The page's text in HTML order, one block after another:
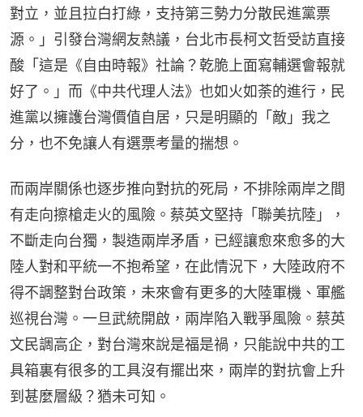
對立，並且拉白打綠，支持第三勢力分散民進黨票
源。」引發台灣網友熱議，台北市長柯文哲受訪直接
酸「這是《自由時報》社論？乾脆上面寫輔選會報就
好了。」而《中共代理人法》也如火如荼的進行，民
進黨以擁護台灣價值自居，只是明顯的「敵」我之
分，也不免讓人有選票考量的揣想。
而兩岸關係也逐步推向對抗的死局，不排除兩岸之間
有走向擦槍走火的風險。蔡英文堅持「聯美抗陸」，
不斷走向台獨，製造兩岸矛盾，已經讓愈來愈多的大
陸人對和平統一不抱希望，在此情況下，大陸政府不
得不調整對台政策，未來會有更多的大陸軍機、軍艦
巡視台灣。一旦武統開啟，兩岸陷入戰爭風險。蔡英
文民調高企，對台灣來說是福是禍，只能說中共的工
具箱裏有很多的工具沒有擺出來，兩岸的對抗會上升
到甚麼層級？猶未可知。